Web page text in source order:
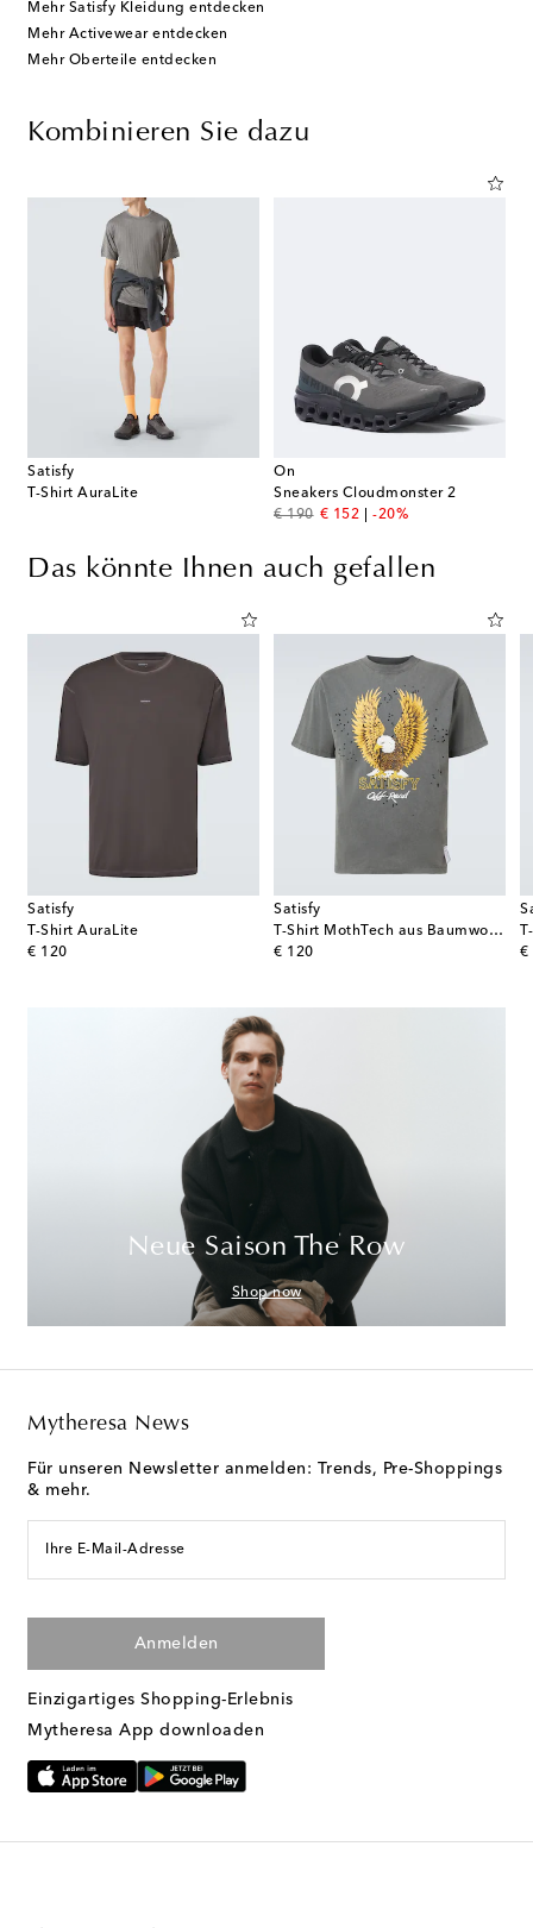
Mehr Satisfy Kleidung entdecken
Mehr Activewear entdecken
Mehr Oberteile entdecken
Kombinieren Sie dazu
Satisfy
T-Shirt AuraLite
On
Sneakers Cloudmonster 2
€ 190
original price
€ 152
discount price
-20%
Das könnte Ihnen auch gefallen
Satisfy
T-Shirt AuraLite
€ 120
original price
Satisfy
T-Shirt MothTech aus Baumwoll-Jersey
€ 120
original price €
Neue Saison The Row
Shop now
Mytheresa News
Für unseren Newsletter anmelden: Trends, Pre-Shoppings
& mehr.
Ihre E-Mail-Adresse
Anmelden
Einzigartiges Shopping-Erlebnis
Mytheresa App downloaden